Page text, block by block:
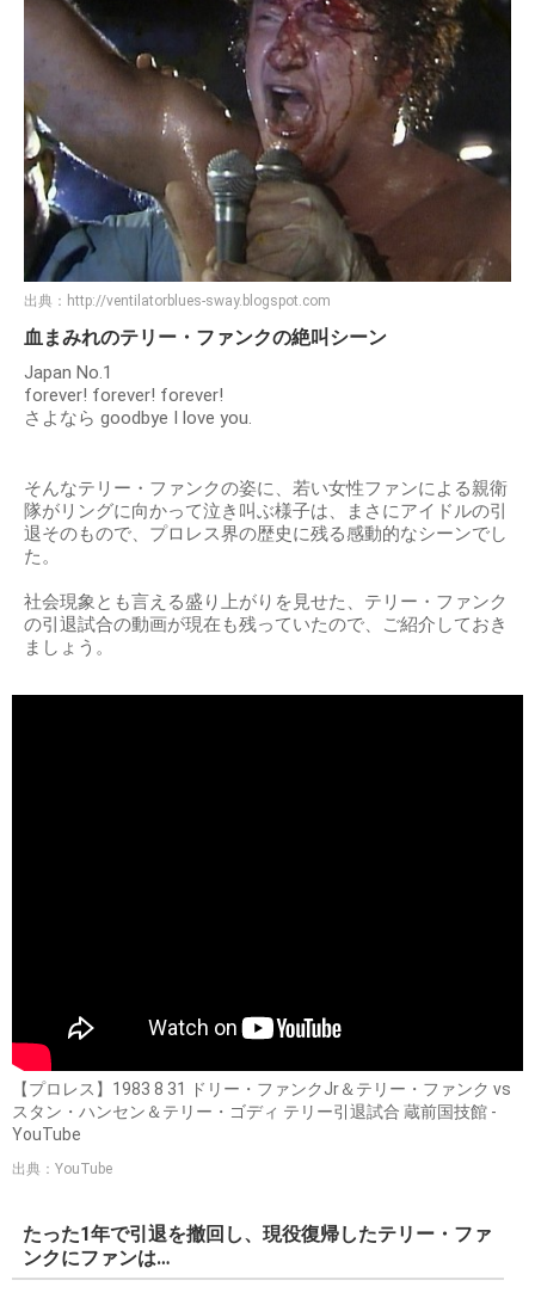
出典： http://ventilatorblues-sway.blogspot.com
血まみれのテリー・ファンクの絶叫シーン
Japan No.1
forever! forever! forever!
さよなら goodbye I love you.
そんなテリー・ファンクの姿に、若い女性ファンによる親衛
隊がリングに向かって泣き叫ぶ様子は、まさにアイドルの引
退そのもので、プロレス界の歴史に残る感動的なシーンでし
た。
社会現象とも言える盛り上がりを見せた、テリー・ファンク
の引退試合の動画が現在も残っていたので、ご紹介しておき
ましょう。
【プロレス】1983 8 31 ドリー・ファンクJr＆テリー・ファンク vs
スタン・ハンセン＆テリー・ゴディ テリー引退試合 蔵前国技館 -
YouTube
出典：YouTube
たった1年で引退を撤回し、現役復帰したテリー・ファ
ンクにファンは…